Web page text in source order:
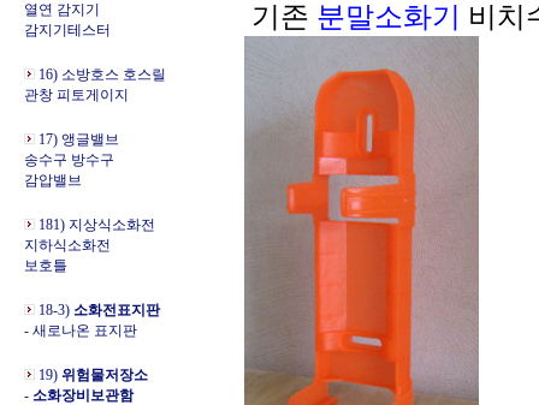
열연 감지기
감지기테스터
16) 소방호스 호스릴
관창 피토게이지
17) 앵글밸브
송수구 방수구
감압밸브
181) 지상식소화전
지하식소화전
보호틀
18-3) 소화전표지판
- 새로나온 표지판
19) 위험물저장소
- 소화장비보관함
기존 분말소화기 비치